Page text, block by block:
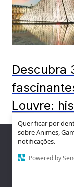
Quer ficar por
sobre Animes,
notificações.
Powered by
Descubra
Louvre:
Curiosidades
Nós utilizamos
experiência em